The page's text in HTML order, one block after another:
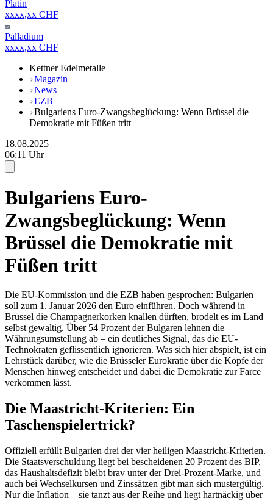
Platin
xxxx,xx CHF
Palladium
xxxx,xx CHF
Kettner Edelmetalle
Magazin
News
EZB
Bulgariens Euro-Zwangsbeglückung: Wenn Brüssel die
Demokratie mit Füßen tritt
18.08.2025
06:11 Uhr
Bulgariens Euro-
Zwangsbeglückung: Wenn
Brüssel die Demokratie mit
Füßen tritt
Die EU-Kommission und die EZB haben gesprochen: Bulgarien
soll zum 1. Januar 2026 den Euro einführen. Doch während in
Brüssel die Champagnerkorken knallen dürften, brodelt es im Land
selbst gewaltig. Über 54 Prozent der Bulgaren lehnen die
Währungsumstellung ab – ein deutliches Signal, das die EU-
Technokraten geflissentlich ignorieren. Was sich hier abspielt, ist ein
Lehrstück darüber, wie die Brüsseler Eurokratie über die Köpfe der
Menschen hinweg entscheidet und dabei die Demokratie zur Farce
verkommen lässt.
Die Maastricht-Kriterien: Ein
Taschenspielertrick?
Offiziell erfüllt Bulgarien drei der vier heiligen Maastricht-Kriterien.
Die Staatsverschuldung liegt bei bescheidenen 20 Prozent des BIP,
das Haushaltsdefizit bleibt brav unter der Drei-Prozent-Marke, und
auch bei Wechselkursen und Zinssätzen gibt man sich mustergültig.
Nur die Inflation – sie tanzt aus der Reihe und liegt hartnäckig über